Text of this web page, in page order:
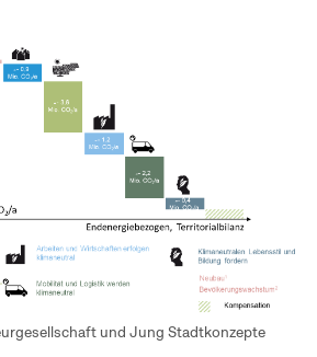
und Jung Stadtkonzepte